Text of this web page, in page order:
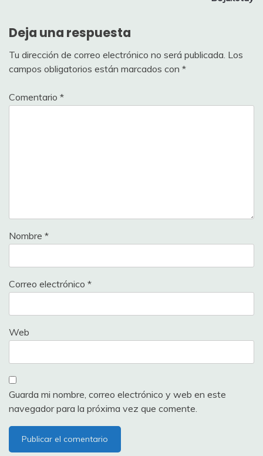
Deja una respuesta
Tu dirección de correo electrónico no será publicada. Los
campos obligatorios están marcados con *
Comentario *
Nombre *
Correo electrónico *
Web
Guarda mi nombre, correo electrónico y web en este
navegador para la próxima vez que comente.